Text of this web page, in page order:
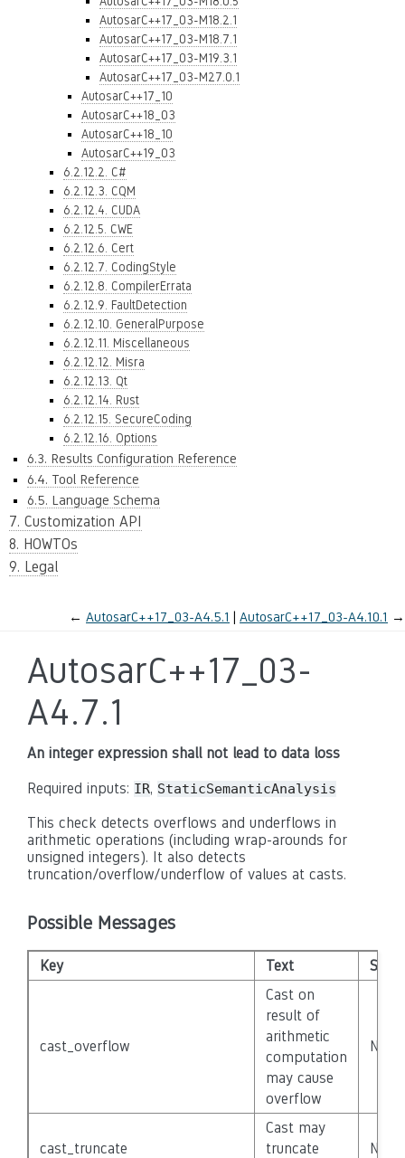
AutosarC++17_03-M18.2.1
AutosarC++17_03-M18.7.1
AutosarC++17_03-M19.3.1
AutosarC++17_03-M27.0.1
AutosarC++17_10
AutosarC++18_03
AutosarC++18_10
AutosarC++19_03
6.2.12.2. C#
6.2.12.3. CQM
6.2.12.4. CUDA
6.2.12.5. CWE
6.2.12.6. Cert
6.2.12.7. CodingStyle
6.2.12.8. CompilerErrata
6.2.12.9. FaultDetection
6.2.12.10. GeneralPurpose
6.2.12.11. Miscellaneous
6.2.12.12. Misra
6.2.12.13. Qt
6.2.12.14. Rust
6.2.12.15. SecureCoding
6.2.12.16. Options
6.3. Results Configuration Reference
6.4. Tool Reference
6.5. Language Schema
7. Customization API
8. HOWTOs
9. Legal
← AutosarC++17_03-A4.5.1 AutosarC++17_03-A4.10.1 →
AutosarC++17_03-
A4.7.1
An integer expression shall not lead to data loss
Required inputs: IR, StaticSemanticAnalysis
This check detects overflows and underflows in
arithmetic operations (including wrap-arounds for
unsigned integers). It also detects
truncation/overflow/underflow of values at casts.
Possible Messages
Key Text
cast_overflow
Cast on
result of
arithmetic
computation
may cause
overflow
None
cast_truncate
Cast may
truncate
None